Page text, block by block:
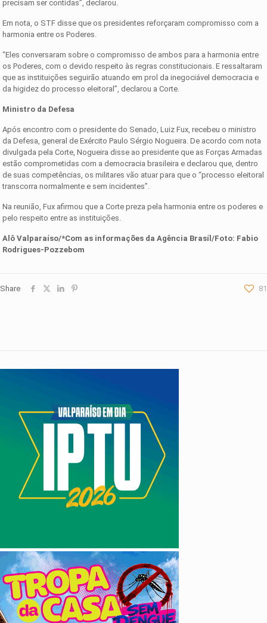
precisam ser contidas”, declarou.
Em nota, o STF disse que os presidentes reforçaram compromisso com a
harmonia entre os Poderes.
“Eles conversaram sobre o compromisso de ambos para a harmonia entre
os Poderes, com o devido respeito às regras constitucionais. E ressaltaram
que as instituições seguirão atuando em prol da inegociável democracia e
da higidez do processo eleitoral”, declarou a Corte.
Ministro da Defesa
Após encontro com o presidente do Senado, Luiz Fux, recebeu o ministro
da Defesa, general de Exército Paulo Sérgio Nogueira. De acordo com nota
divulgada pela Corte, Nogueira disse ao presidente que as Forças Armadas
estão comprometidas com a democracia brasileira e declarou que, dentro
de suas competências, os militares vão atuar para que o “processo eleitoral
transcorra normalmente e sem incidentes”.
Na reunião, Fux afirmou que a Corte preza pela harmonia entre os poderes e
pelo respeito entre as instituições.
Alô Valparaíso/*Com as informações da Agência Brasíl/Foto: Fabio
Rodrigues-Pozzebom
Share 81